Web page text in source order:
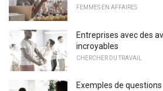
FEMMES EN AFFAIRES
Entreprises avec des
incroyables
CHERCHER DU TRAVAIL
Exemples de